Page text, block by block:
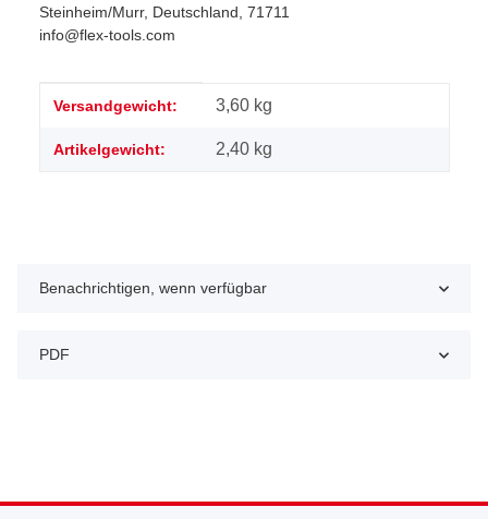
Steinheim/Murr, Deutschland, 71711
info@flex-tools.com
Produkteigenschaft
Wert
Versandgewicht: 3,60 kg
Artikelgewicht: 2,40 kg
Benachrichtigen, wenn verfügbar
PDF